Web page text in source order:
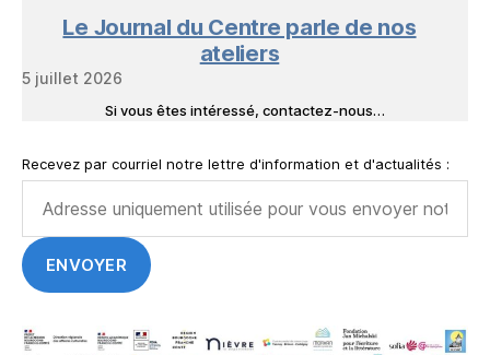
Le Journal du Centre parle de nos
ateliers
5 juillet 2026
Si vous êtes intéressé, contactez-nous…
Recevez par courriel notre lettre d'information et d'actualités :